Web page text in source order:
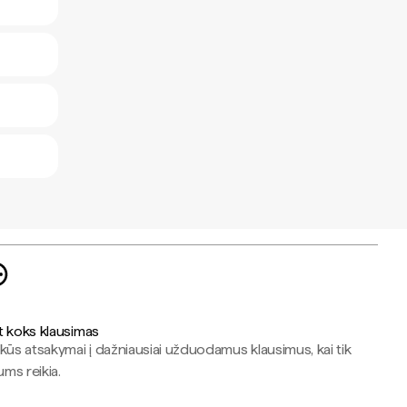
koks klausimas
atsakymai į dažniausiai užduodamus klausimus, kai tik
reikia.